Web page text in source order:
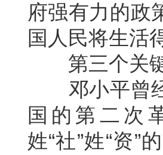
府强有力的政
国人民将生活
第三个关键
邓小平曾经
国的第二次
姓“社”姓“资”